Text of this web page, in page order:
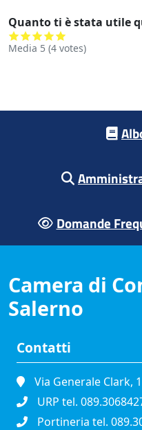
Quanto ti è stata utile
Media 5 (4 votes)
Domande
Camera di
Salerno
Contatti
Via Generale Clark,
URP tel.
Portineria tel.